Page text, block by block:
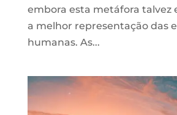
embora esta metáfora talvez
a melhor representação das
humanas. As...